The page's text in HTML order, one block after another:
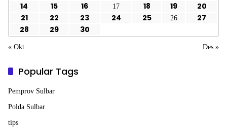
14
15 16 17 18 19
20
21
22 23 24 25 26
27
28
29 30
« Okt Des »
Popular Tags
Pemprov Sulbar
Polda Sulbar
tips